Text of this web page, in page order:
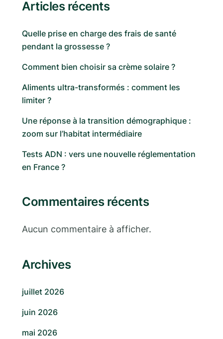
Articles récents
Quelle prise en charge des frais de santé
pendant la grossesse ?
Comment bien choisir sa crème solaire ?
Aliments ultra-transformés : comment les
limiter ?
Une réponse à la transition démographique :
zoom sur l’habitat intermédiaire
Tests ADN : vers une nouvelle réglementation
en France ?
Commentaires récents
Aucun commentaire à afficher.
Archives
juillet 2026
juin 2026
mai 2026